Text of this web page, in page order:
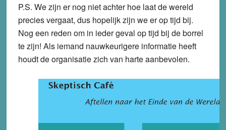
P.S. We zijn er nog niet achter hoe laat de wereld
precies vergaat, dus hopelijk zijn we er op tijd bij.
Nog een reden om in ieder geval op tijd bij de borrel
te zijn! Als iemand nauwkeurigere informatie heeft
houdt de organisatie zich van harte aanbevolen.